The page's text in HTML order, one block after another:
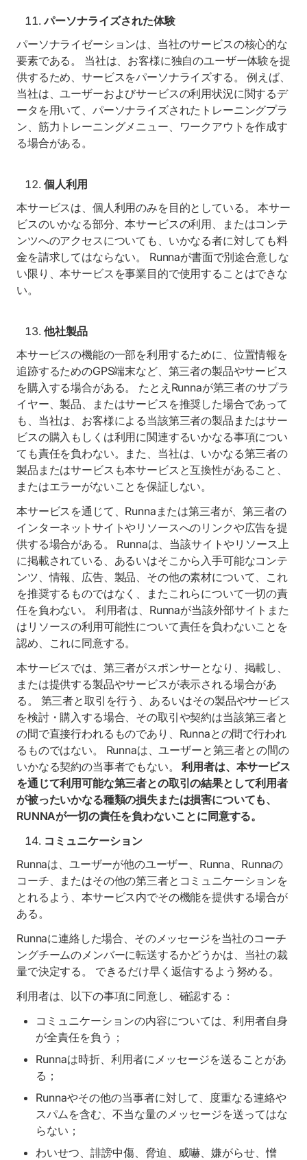
パーソナライズされた体験
パーソナライゼーションは、当社のサービスの核心的な
要素である。 当社は、お客様に独自のユーザー体験を提
供するため、サービスをパーソナライズする。 例えば、
当社は、ユーザーおよびサービスの利用状況に関するデ
ータを用いて、パーソナライズされたトレーニングプラ
ン、筋力トレーニングメニュー、ワークアウトを作成す
る場合がある。
個人利用
本サービスは、個人利用のみを目的としている。 本サー
ビスのいかなる部分、本サービスの利用、またはコンテ
ンツへのアクセスについても、いかなる者に対しても料
金を請求してはならない。 Runnaが書面で別途合意しな
い限り、本サービスを事業目的で使用することはできな
い。
他社製品
本サービスの機能の一部を利用するために、位置情報を
追跡するためのGPS端末など、第三者の製品やサービス
を購入する場合がある。 たとえRunnaが第三者のサプラ
イヤー、製品、またはサービスを推奨した場合であって
も、当社は、お客様による当該第三者の製品またはサー
ビスの購入もしくは利用に関連するいかなる事項につい
ても責任を負わない。また、当社は、いかなる第三者の
製品またはサービスも本サービスと互換性があること、
またはエラーがないことを保証しない。
本サービスを通じて、Runnaまたは第三者が、第三者の
インターネットサイトやリソースへのリンクや広告を提
供する場合がある。 Runnaは、当該サイトやリソース上
に掲載されている、あるいはそこから入手可能なコンテ
ンツ、情報、広告、製品、その他の素材について、これ
を推奨するものではなく、またこれらについて一切の責
任を負わない。 利用者は、Runnaが当該外部サイトまた
はリソースの利用可能性について責任を負わないことを
認め、これに同意する。
本サービスでは、第三者がスポンサーとなり、掲載し、
または提供する製品やサービスが表示される場合があ
る。 第三者と取引を行う、あるいはその製品やサービス
を検討・購入する場合、その取引や契約は当該第三者と
の間で直接行われるものであり、Runnaとの間で行われ
るものではない。 Runnaは、ユーザーと第三者との間の
いかなる契約の当事者でもない。利用者は、本サービス
を通じて利用可能な第三者との取引の結果として利用者
が被ったいかなる種類の損失または損害についても、
RUNNAが一切の責任を負わないことに同意する。
コミュニケーション
Runnaは、ユーザーが他のユーザー、Runna、Runnaの
コーチ、またはその他の第三者とコミュニケーションを
とれるよう、本サービス内でその機能を提供する場合が
ある。
Runnaに連絡した場合、そのメッセージを当社のコーチ
ングチームのメンバーに転送するかどうかは、当社の裁
量で決定する。 できるだけ早く返信するよう努める。
利用者は、以下の事項に同意し、確認する：
コミュニケーションの内容については、利用者自身
が全責任を負う；
Runnaは時折、利用者にメッセージを送ることがあ
る；
Runnaやその他の当事者に対して、度重なる連絡や
スパムを含む、不当な量のメッセージを送ってはな
らない；
わいせつ、誹謗中傷、脅迫、威嚇、嫌がらせ、憎